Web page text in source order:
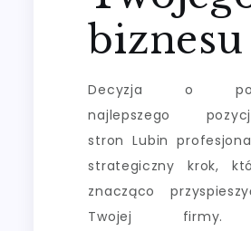
biznesu
Decyzja o
najlepszego
stron Lubin
strategiczny krok,
znacząco
Twojej firmy.